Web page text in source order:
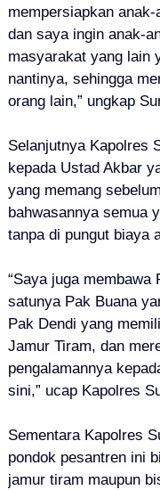
mempersiapkan
dan saya ingin anak-
masyarakat yang lain
nantinya, sehingga
orang lain,” ungkap
Selanjutnya Kapolres
kepada Ustad Akbar
yang memang
bahwasannya semua
tanpa di pungut biaya
“Saya juga
satunya Pak Buana
Pak Dendi yang
Jamur Tiram, dan
pengalamannya
sini,” ucap Kapolres
Sementara Kapolres
pondok pesantren ini
jamur tiram maupun